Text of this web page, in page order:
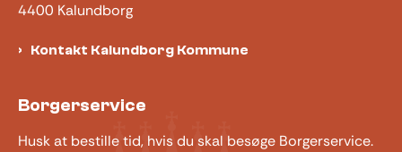
4400 Kalundborg
Kontakt Kalundborg Kommune
Borgerservice
Husk at bestille tid, hvis du skal besøge Borgerservice.